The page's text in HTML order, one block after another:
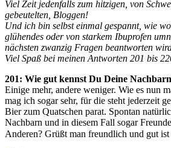
Viel Zeit jedenfalls zum hitzigen, von
gebeutelten, Bloggen!
Und ich bin selbst einmal gespannt, wie
glühendes oder von starkem Ibuprofen
nächsten zwanzig Fragen beantworten
Viel Spaß bei meinen Antworten 201 bis
201: Wie gut kennst Du Deine
Einige mehr, andere weniger. Wie es nun
mag ich sogar sehr, für die steht jederzeit
Bier zum Quatschen parat. Spontan
Nachbarn und in diesem Fall sogar
Anderen? Grüßt man freundlich und gut